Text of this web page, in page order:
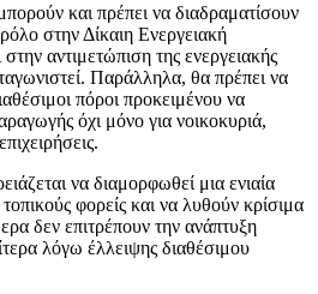
και πρέπει να διαδραματίσουν
στην Δίκαιη Ενεργειακή
αντιμετώπιση της ενεργειακής
Παράλληλα, θα πρέπει να
πόροι προκειμένου να
όχι μόνο για νοικοκυριά,
να διαμορφωθεί μια ενιαία
φορείς και να λυθούν κρίσιμα
δεν επιτρέπουν την ανάπτυξη
λόγω έλλειψης διαθέσιμου